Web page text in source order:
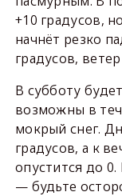
+10 градусов,
начнёт резко
градусов,
В субботу
возможны в
мокрый снег.
градусов, а к
опустится до
— будьте